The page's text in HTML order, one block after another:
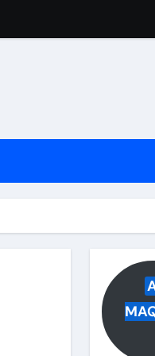
a Giovanni Medina y